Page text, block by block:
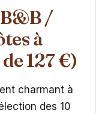
/
à
127 €)
charmant à
des 10